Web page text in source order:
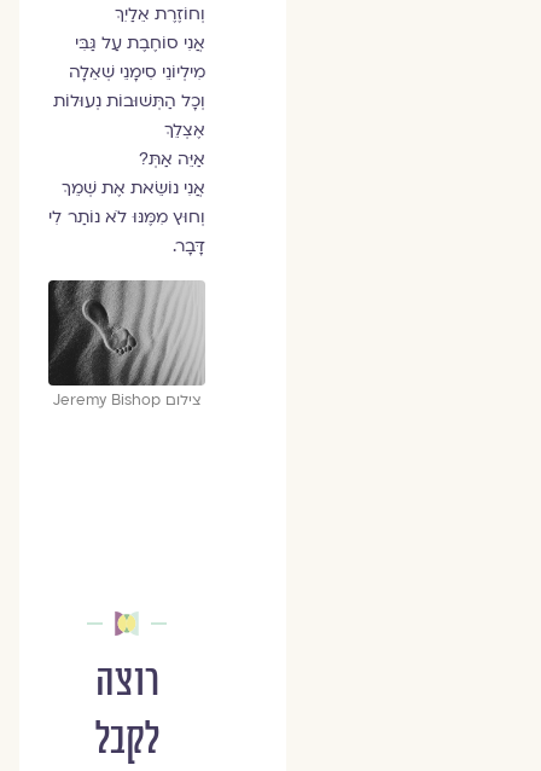
וְחוֹזֶרֶת אֵלַיִךְ
אֲנִי סוֹחֶבֶת עַל גַּבִּי
מִילְיוֹנֵי סִימָנֵי שְׁאֵלָה
וְכָל הַתְּשׁוּבוֹת נְעוּלוֹת
אֶצְלֵךְ
אַיֵּה אַתְּ?
אֲנִי נוֹשֵׂאת אֶת שְׁמֵךְ
וְחוּץ מִמֶּנּוּ לֹא נוֹתַר לִי
דָּבָר.
צילום Jeremy Bishop
רוצה
לקבל